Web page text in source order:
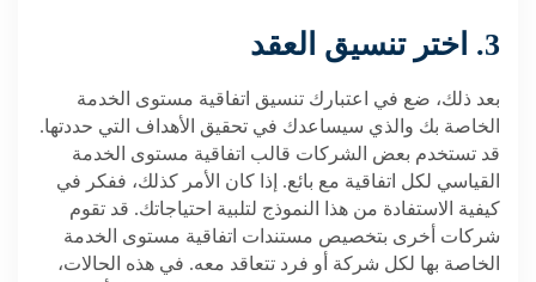
3. اختر تنسيق العقد
بعد ذلك، ضع في اعتبارك تنسيق اتفاقية مستوى الخدمة
الخاصة بك والذي سيساعدك في تحقيق الأهداف التي حددتها.
قد تستخدم بعض الشركات قالب اتفاقية مستوى الخدمة
القياسي لكل اتفاقية مع بائع. إذا كان الأمر كذلك، ففكر في
كيفية الاستفادة من هذا النموذج لتلبية احتياجاتك. قد تقوم
شركات أخرى بتخصيص مستندات اتفاقية مستوى الخدمة
الخاصة بها لكل شركة أو فرد تتعاقد معه. في هذه الحالات،